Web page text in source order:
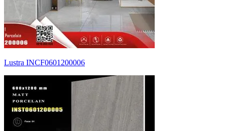
Lustra INCF0601200006